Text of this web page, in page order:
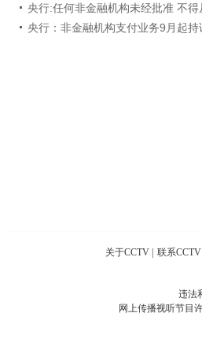
央行:任何非金融机构未经批准 不得
央行：非金融机构支付业务9月起持
关于CCTV | 联系CCTV
违法
网上传播视听节目